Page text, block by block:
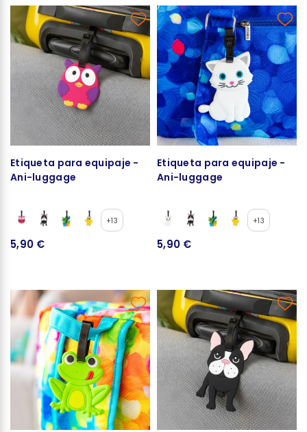
Etiqueta para equipaje -
Ani-luggage
+13
5,90 €
Etiqueta para equipaje -
Ani-luggage
+13
5,90 €